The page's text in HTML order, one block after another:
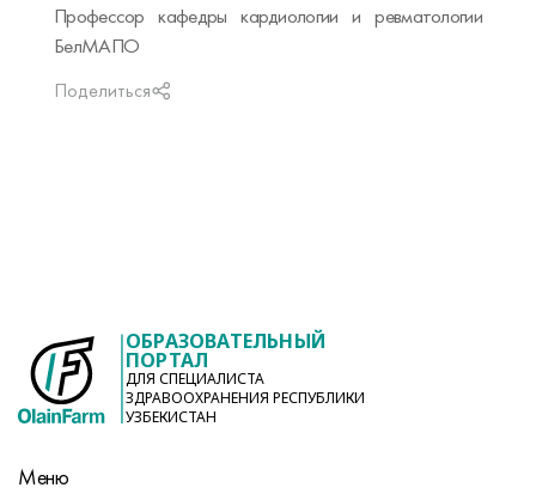
Профессор кафедры кардиологии и ревматологии
БелМАПО
Поделиться
ОБРАЗОВАТЕЛЬНЫЙ
ПОРТАЛ
ДЛЯ СПЕЦИАЛИСТА
ЗДРАВООХРАНЕНИЯ РЕСПУБЛИКИ
УЗБЕКИСТАН
Меню